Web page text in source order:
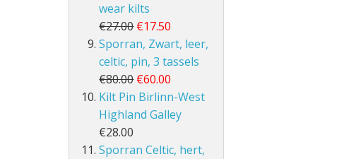
wear kilts
€27.00 €17.50
Sporran, Zwart, leer,
celtic, pin, 3 tassels
€80.00 €60.00
Kilt Pin Birlinn-West
Highland Galley
€28.00
Sporran Celtic, hert,